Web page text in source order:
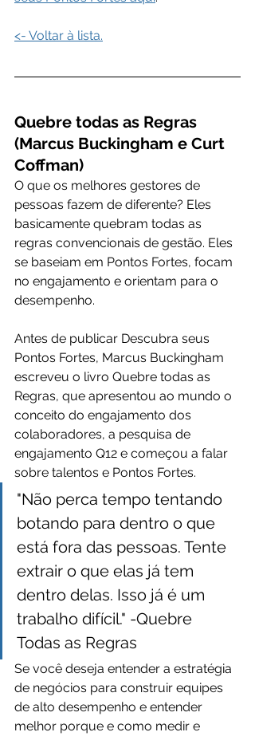
<- Voltar à lista.
Quebre todas as Regras
(Marcus Buckingham e Curt
Coffman)
O que os melhores gestores de
pessoas fazem de diferente? Eles
basicamente quebram todas as
regras convencionais de gestão. Eles
se baseiam em Pontos Fortes, focam
no engajamento e orientam para o
desempenho.
Antes de publicar Descubra seus
Pontos Fortes, Marcus Buckingham
escreveu o livro Quebre todas as
Regras, que apresentou ao mundo o
conceito do engajamento dos
colaboradores, a pesquisa de
engajamento Q12 e começou a falar
sobre talentos e Pontos Fortes.
"Não perca tempo tentando
botando para dentro o que
está fora das pessoas. Tente
extrair o que elas já tem
dentro delas. Isso já é um
trabalho difícil." -Quebre
Todas as Regras
Se você deseja entender a estratégia
de negócios para construir equipes
de alto desempenho e entender
melhor porque e como medir e